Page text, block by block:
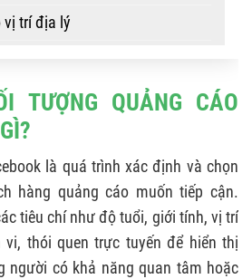
vị trí địa lý
theo nhân khẩu học
theo hành vi người dùng
đối thủ
HIỆU QUẢ (NÂNG
cao với Custom Audience
TƯỢNG QUẢNG CÁO
là quá trình xác định và chọn
hàng quảng cáo muốn tiếp cận.
tiêu chí như độ tuổi, giới tính, vị trí
thói quen trực tuyến để hiển thị
người có khả năng quan tâm hoặc